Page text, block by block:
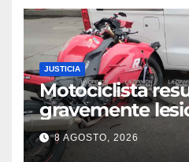
JUSTICIA
Motociclista
gravemente
choque en la
Flores Magón
8 AGOSTO, 2026